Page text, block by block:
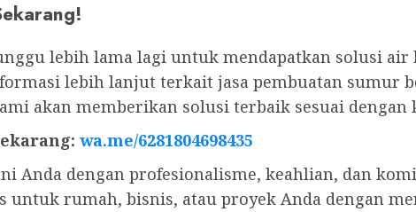
lebih lama lagi untuk mendapatkan solusi
lebih lanjut terkait jasa pembuatan sumur
akan memberikan solusi terbaik sesuai dengan
wa.me/6281804698435
Anda dengan profesionalisme, keahlian, dan
untuk rumah, bisnis, atau proyek Anda dengan